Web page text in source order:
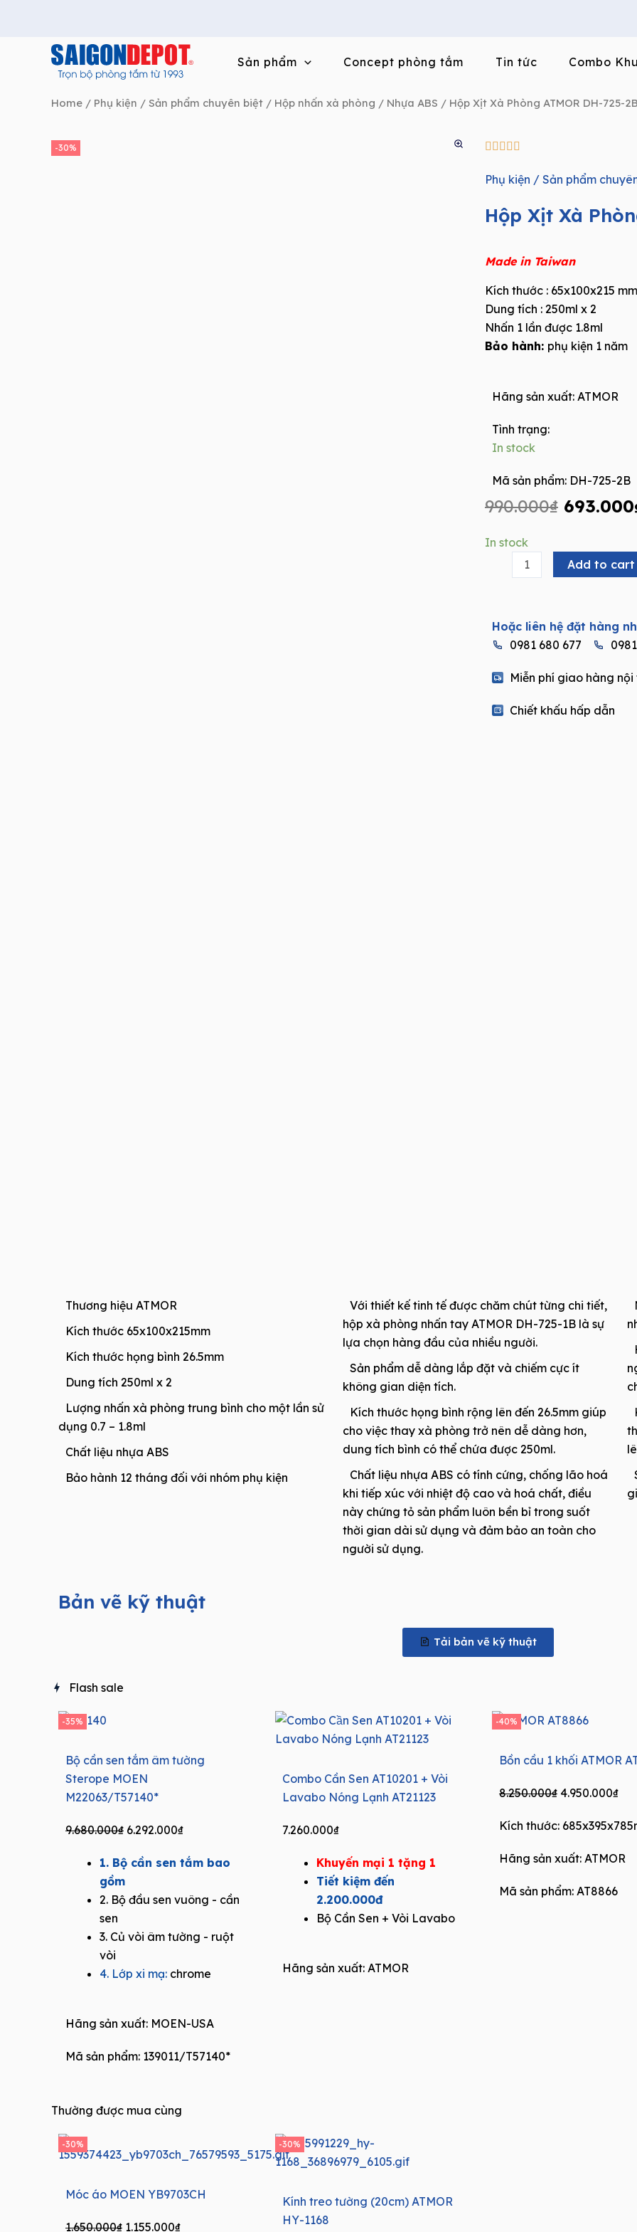
Sản phẩm Concept phòng tắm Tin tức Combo
Home / Phụ kiện / Sản phẩm chuyên biệt / Hộp nhấn xà phòng / Nhựa ABS / Hộp Xịt Xà Phòng ATMOR DH-725-2B
-30%     
Phụ kiện / Sản phẩm
Hộp Xịt Xà
Made in Taiwan
Kích thước : 65x100x215 mm
Dung tích : 250ml x 2
Nhấn 1 lần được 1.8ml
Bảo hành: phụ kiện 1 năm
Hãng sản xuất: ATMOR
Tình trạng:
In stock
Mã sản phẩm: DH-725-2B
990.000₫ Original
990.000₫.
693.000
In stock
Hộp
DH-
725-
2B
Add to cart
Hoặc liên hệ đặt hàng
0981 680 677
Miễn phí giao hàng nội
Chiết khấu hấp dẫn
Thương hiệu ATMOR
Kích thước 65x100x215mm
Kích thước họng bình 26.5mm
Dung tích 250ml x 2
Lượng nhấn xà phòng trung bình cho một lần sử
dụng 0.7 – 1.8ml
Chất liệu nhựa ABS
Bảo hành 12 tháng đối với nhóm phụ kiện
Với thiết kế tinh tế được chăm chút từng chi tiết,
hộp xà phòng nhấn tay ATMOR DH-725-1B là sự
lựa chọn hàng đầu của nhiều người.
Sản phẩm dễ dàng lắp đặt và chiếm cực ít
không gian diện tích.
Kích thước họng bình rộng lên đến 26.5mm giúp
cho việc thay xà phòng trở nên dễ dàng hơn,
dung tích bình có thể chứa được 250ml.
Chất liệu nhựa ABS có tính cứng, chống lão hoá
khi tiếp xúc với nhiệt độ cao và hoá chất, điều
này chứng tỏ sản phẩm luôn bền bỉ trong suốt
thời gian dài sử dụng và đảm bảo an toàn cho
người sử dụng.
Bản vẽ kỹ thuật
Tải bản vẽ kỹ thuật
Flash sale
-35%
Bộ cần sen tắm âm tường
Sterope MOEN
M22063/T57140*
9.680.000₫ Original
was:
6.292.000₫Current
is:
1. Bộ cần sen tắm bao
gồm
2. Bộ đầu sen vuông - cần
sen
3. Củ vòi âm tường - ruột
vòi
4. Lớp xi mạ: chrome
Hãng sản xuất: MOEN-USA
Mã sản phẩm: 139011/T57140*
Combo Cần Sen AT10201 + Vòi
Lavabo Nóng Lạnh AT21123
7.260.000₫
Khuyến mại 1 tặng 1
Tiết kiệm đến
2.200.000đ
Bộ Cần Sen + Vòi Lavabo
Hãng sản xuất: ATMOR
-40%
Bồn cầu 1 khối ATMOR
8.250.000₫ Original
was:
4.950.000₫
is:
Kích thước:
Hãng sản xuất: ATMOR
Mã sản phẩm: AT8866
Thường được mua cùng
-30%
Móc áo MOEN YB9703CH
1.650.000₫ Original
1.155.000₫Current
-30%
Kính treo tường (20cm) ATMOR
HY-1168